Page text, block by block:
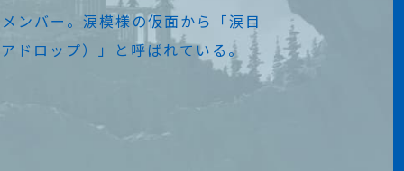
ンバー。涙模様の仮面から「涙目
ドロップ）」と呼ばれている。